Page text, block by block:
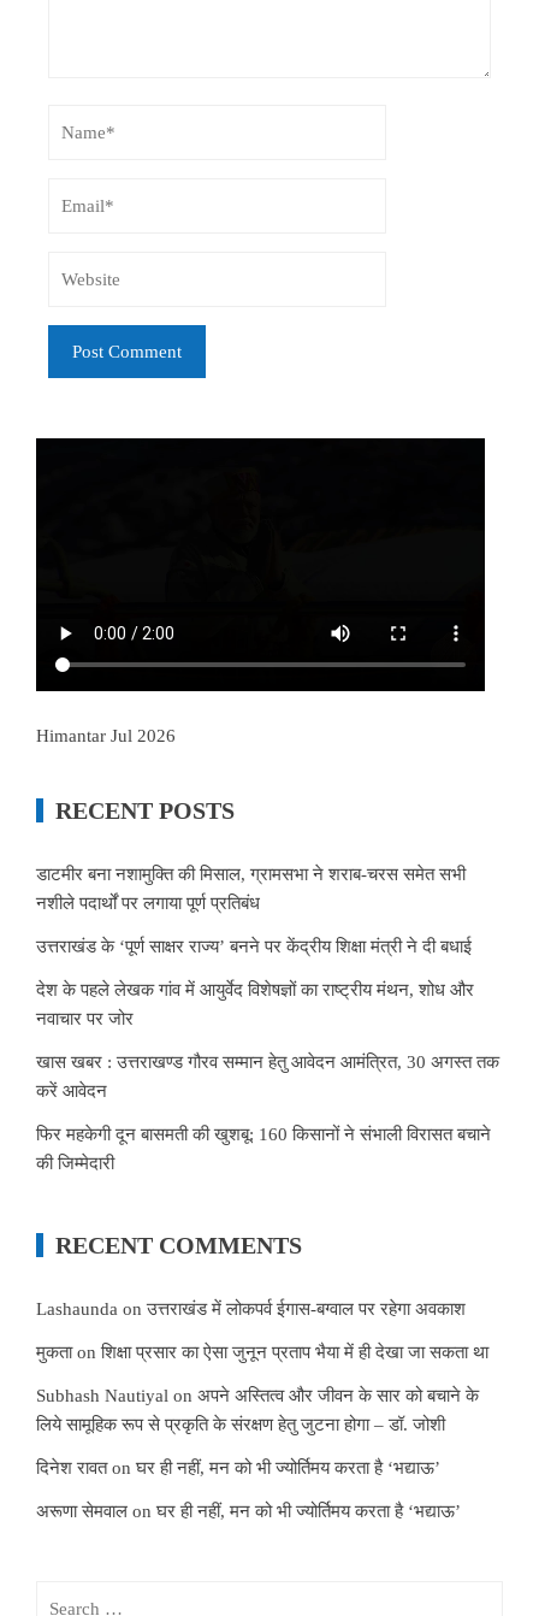
Himantar Jul 2026
RECENT POSTS
डाटमीर बना नशामुक्ति की मिसाल, ग्रामसभा ने शराब-चरस समेत सभी
नशीले पदार्थों पर लगाया पूर्ण प्रतिबंध
उत्तराखंड के ‘पूर्ण साक्षर राज्य’ बनने पर केंद्रीय शिक्षा मंत्री ने दी बधाई
देश के पहले लेखक गांव में आयुर्वेद विशेषज्ञों का राष्ट्रीय मंथन, शोध और
नवाचार पर जोर
खास खबर : उत्तराखण्ड गौरव सम्मान हेतु आवेदन आमंत्रित, 30 अगस्त तक
करें आवेदन
फिर महकेगी दून बासमती की खुशबू: 160 किसानों ने संभाली विरासत बचाने
की जिम्मेदारी
RECENT COMMENTS
Lashaunda onउत्तराखंड में लोकपर्व ईगास-बग्वाल पर रहेगा अवकाश
मुकताonशिक्षा प्रसार का ऐसा जुनून प्रताप भैया में ही देखा जा सकता था
Subhash Nautiyal on अपने अस्तित्व और जीवन के सार को बचाने के
लिये सामूहिक रूप से प्रकृति के संरक्षण हेतु जुटना होगा – डॉ. जोशी
दिनेश रावतonघर ही नहीं, मन को भी ज्योर्तिमय करता है ‘भद्याऊ’
अरूणा सेमवाल onघर ही नहीं, मन को भी ज्योर्तिमय करता है ‘भद्याऊ’